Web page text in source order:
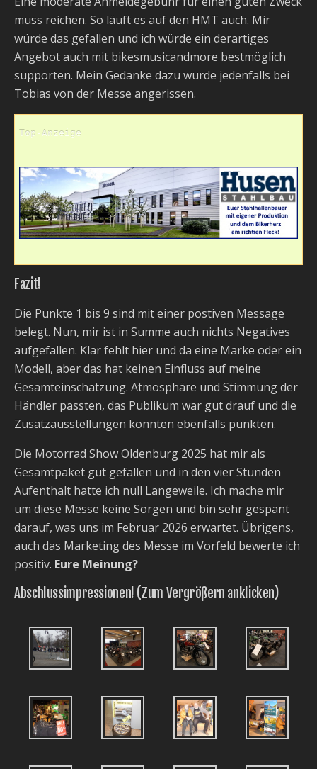
muss reichen. So läuft es auf den HMT auch. Mir
würde das gefallen und ich würde ein derartiges
Angebot auch mit bikesmusicandmore bestmöglich
supporten. Mein Gedanke dazu wurde jedenfalls bei
Tobias von der Messe angerissen.
Top-Anzeige
Fazit!
Die Punkte 1 bis 9 sind mit einer postiven Message
belegt. Nun, mir ist in Summe auch nichts Negatives
aufgefallen. Klar fehlt hier und da eine Marke oder ein
Modell, aber das hat keinen Einfluss auf meine
Gesamteinschätzung. Atmosphäre und Stimmung der
Händler passten, das Publikum war gut drauf und die
Zusatzausstellungen konnten ebenfalls punkten.
Die Motorrad Show Oldenburg 2025 hat mir als
Gesamtpaket gut gefallen und in den vier Stunden
Aufenthalt hatte ich null Langeweile. Ich mache mir
um diese Messe keine Sorgen und bin sehr gespant
darauf, was uns im Februar 2026 erwartet. Übrigens,
auch das Marketing des Messe im Vorfeld bewerte ich
positiv. Eure Meinung?
Abschlussimpressionen! (Zum Vergrößern anklicken)